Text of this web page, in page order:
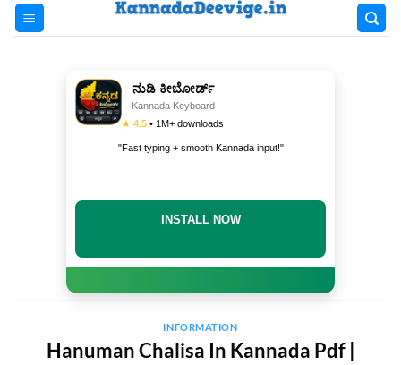
Skip
ನುಡಿ ಕೀಬೋರ್ಡ್
Kannada Keyboard
★ 4.5 • 1M+ downloads
"Fast typing + smooth Kannada input!"
INSTALL NOW
INFORMATION
Hanuman Chalisa In Kannada Pdf |